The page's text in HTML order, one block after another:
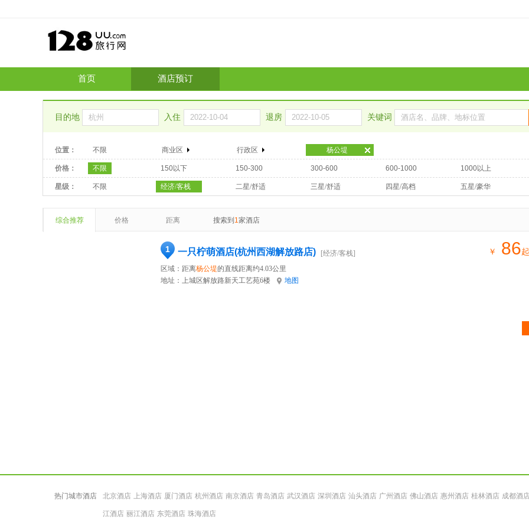
首页 酒店预订
目的地 入住 退房 关键词
位置： 不限 商业区 行政区 杨公堤
价格： 不限 150以下 150-300 300-600 600-1000 1000以上
星级： 不限 经济/客栈 二星/舒适 三星/舒适 四星/高档 五星/豪华
综合推荐 价格 距离 搜索到 1家酒店
1 一只柠萌酒店(杭州西湖解放路店)
[经济/客栈]
区域：距离杨公堤的直线距离约4.03公里
地址： 上城区解放路新天工艺苑6楼 地图
￥ 86起
热门城市酒店 北京酒店 上海酒店 厦门酒店 杭州酒店 南京酒店 青岛酒店 武汉酒店 深圳酒店 汕头酒店 广州酒店 佛山酒店 惠州酒店 桂林酒店 成都酒
江酒店 丽江酒店 东莞酒店 珠海酒店